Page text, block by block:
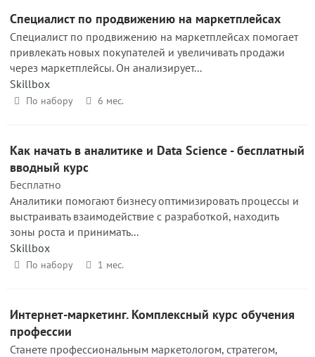
Специалист по продвижению на маркетплейсах
Специалист по продвижению на маркетплейсах помогает
привлекать новых покупателей и увеличивать продажи
через маркетплейсы. Он анализирует...
Skillbox
По набору 6 мес.
Как начать в аналитике и Data Science - бесплатный
вводный курс
Бесплатно
Аналитики помогают бизнесу оптимизировать процессы и
выстраивать взаимодействие с разработкой, находить
зоны роста и принимать...
Skillbox
По набору 1 мес.
Интернет-маркетинг. Комплексный курс обучения
профессии
Станете профессиональным маркетологом, стратегом,